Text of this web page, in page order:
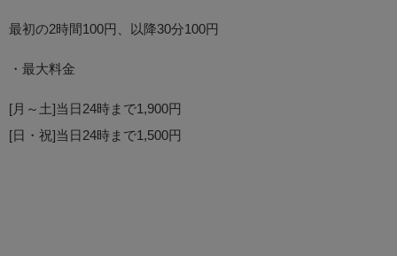
最初の2時間100円、以降30分100円
・最大料金
[月～土]当日24時まで1,900円
[日・祝]当日24時まで1,500円